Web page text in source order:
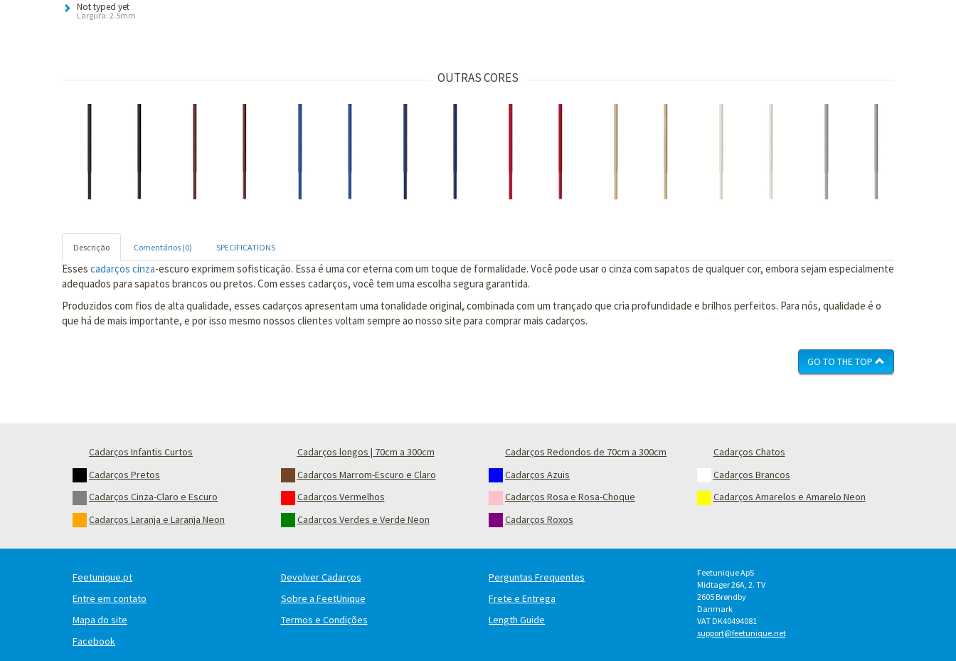
Not typed yet
Largura: 2.5mm
OUTRAS CORES
Descrição Comentários (0) SPECIFICATIONS
Esses cadarços cinza-escuro exprimem sofisticação. Essa é uma cor eterna com um toque de formalidade. Você pode usar o cinza com sapatos de qualquer cor, embora sejam especialmente
adequados para sapatos brancos ou pretos. Com esses cadarços, você tem uma escolha segura garantida.
Produzidos com fios de alta qualidade, esses cadarços apresentam uma tonalidade original, combinada com um trançado que cria profundidade e brilhos perfeitos. Para nós, qualidade é o
que há de mais importante, e por isso mesmo nossos clientes voltam sempre ao nosso site para comprar mais cadarços.
GO TO THE TOP
Cadarços Infantis Curtos Cadarços longos | 70cm a 300cm Cadarços Redondos de 70cm a 300cm
Cadarços Chatos
Cadarços Pretos
Cadarços Marrom-Escuro e Claro Cadarços Azuis
Cadarços Brancos
Cadarços Cinza-Claro e Escuro
Cadarços Vermelhos Cadarços Rosa e Rosa-Choque
Cadarços Amarelos e Amarelo Neon
Cadarços Laranja e Laranja Neon
Cadarços Verdes e Verde Neon Cadarços Roxos
Feetunique.pt
Entre em contato
Mapa do site
Facebook
Devolver Cadarços
Perguntas Frequentes
Sobre a FeetUnique
Frete e Entrega
Termos e Condições
Length Guide
Feetunique ApS
Midtager 26A, 2. TV
2605Brøndby
Danmark
VAT DK40494081
support@feetunique.net